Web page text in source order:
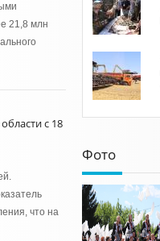
21,8 млн
с 18
что на
Фото